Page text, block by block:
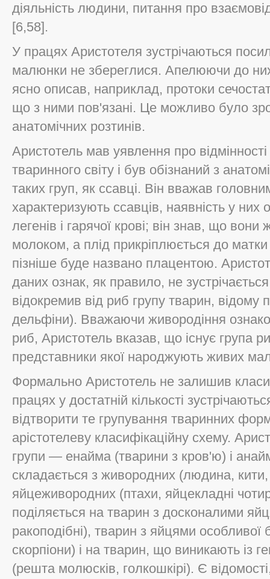
діяльність людини, питання про
[6,58].
У працях Аристотеля зустрічаються
малюнки не збереглися. Апелюючи до
ясно описав, наприклад, протоки
що з ними пов'язані. Це можливо було
анатомічних розтинів.
Аристотель мав уявлення про
тваринного світу і був обізнаний з
таких груп, як ссавці. Він вважав
характеризують ссавців, наявність у них
легенів і гарячої крові; він знав, що
молоком, а плід прикріплюється до
пізніше буде названо плацентою.
даних ознак, як правило, не
відокремив від риб групу тварин, відому
дельфіни). Вважаючи живородіння
риб, Аристотель вказав, що існує група
представники якої народжують живих
Формально Аристотель не залишив
працях у достатній кількості
відтворити те групування тваринних
арістотелеву класифікаційну схему.
групи — енайма (тварини з кров'ю) і
складається з живородних (людина, кити,
яйцеживородних (птахи, яйцекладні
поділяється на тварин з досконалими
ракоподібні), тварин з яйцями
скорпіони) і на тварин, що виникають із
(решта молюсків, голкошкірі). Є